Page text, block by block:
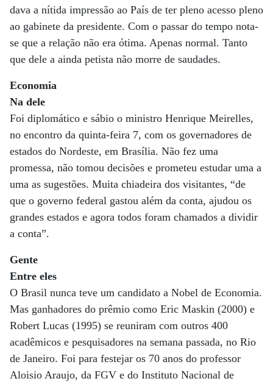
dava a nítida impressão ao País de ter pleno acesso pleno
ao gabinete da presidente. Com o passar do tempo nota-
se que a relação não era ótima. Apenas normal. Tanto
que dele a ainda petista não morre de saudades.
Economia
Na dele
Foi diplomático e sábio o ministro Henrique Meirelles,
no encontro da quinta-feira 7, com os governadores de
estados do Nordeste, em Brasília. Não fez uma
promessa, não tomou decisões e prometeu estudar uma a
uma as sugestões. Muita chiadeira dos visitantes, “de
que o governo federal gastou além da conta, ajudou os
grandes estados e agora todos foram chamados a dividir
a conta”.
Gente
Entre eles
O Brasil nunca teve um candidato a Nobel de Economia.
Mas ganhadores do prêmio como Eric Maskin (2000) e
Robert Lucas (1995) se reuniram com outros 400
acadêmicos e pesquisadores na semana passada, no Rio
de Janeiro. Foi para festejar os 70 anos do professor
Aloisio Araujo, da FGV e do Instituto Nacional de